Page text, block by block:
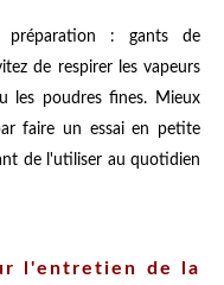
préparation : gants de
de respirer les vapeurs
les poudres fines. Mieux
faire un essai en petite
de l'utiliser au quotidien
l'entretien de la